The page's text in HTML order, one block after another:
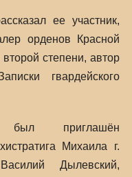
ее участник,
орденов Красной
степени, автор
гвардейского
приглашён
Михаила г.
Дылевский,